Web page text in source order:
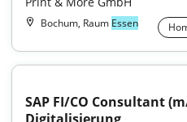
Bochum, Raum Essen
SAP FI/CO Consultant